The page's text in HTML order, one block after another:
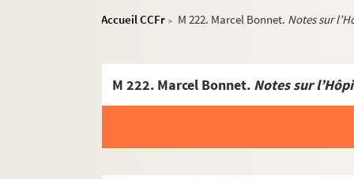
Accueil CCFr > M 222. Marcel Bonnet. Notes sur
M 222. Marcel Bonnet. Notes sur